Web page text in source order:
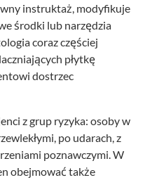
instruktaż, modyfikuje
środki lub narzędzia
coraz częściej
płytkę
dostrzec
z grup ryzyka: osoby w
po udarach, z
poznawczymi. W
obejmować także